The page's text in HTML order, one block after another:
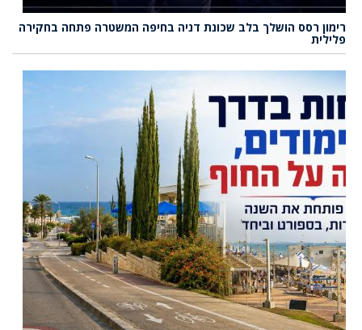
רימון רסס הושלך בלב שכונת דניה בחיפה המשטרה פתחה בחקירה
פלילית